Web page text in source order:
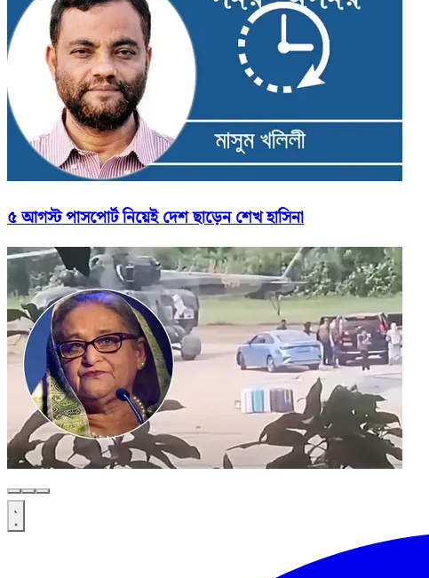
৫ আগস্ট পাসপোর্ট নিয়েই দেশ ছাড়েন শেখ হাসিনা